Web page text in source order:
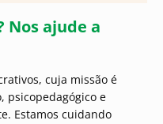
Nos ajude a
cuja missão é
psicopedagógico e
Estamos cuidando